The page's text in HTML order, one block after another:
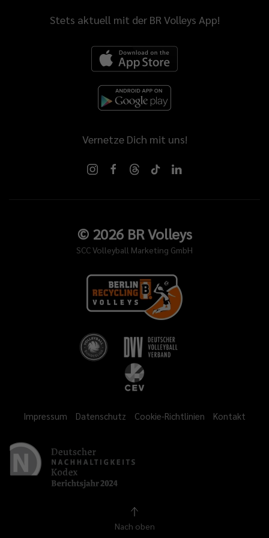
Stets aktuell mit der BR Volleys App!
Vernetze Dich mit uns!
© 2026BR Volleys
SCC Volleyball Marketing GmbH
Impressum Datenschutz Cookie-Richtlinien Kontakt
Nach oben